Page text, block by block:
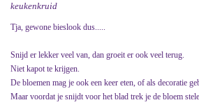
keukenkruid
Tja, gewone bieslook dus.....
Snijd er lekker veel van, dan groeit er ook veel terug.
Niet kapot te krijgen.
De bloemen mag je ook een keer eten, of als decoratie
Maar voordat je snijdt voor het blad trek je de bloem